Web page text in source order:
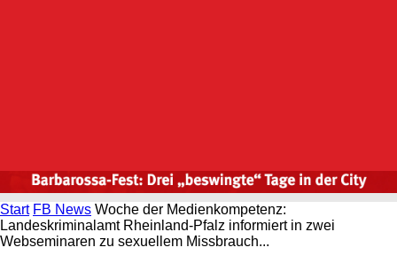
Start FB News Woche der Medienkompetenz:
Landeskriminalamt Rheinland-Pfalz informiert in zwei
Webseminaren zu sexuellem Missbrauch...